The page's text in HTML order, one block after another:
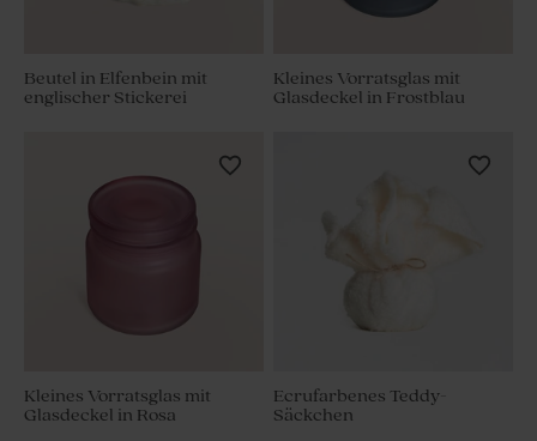
Beutel in Elfenbein mit
englischer Stickerei
Kleines Vorratsglas mit
Glasdeckel in Frostblau
Kleines Vorratsglas mit
Glasdeckel in Rosa
Ecrufarbenes Teddy-
Säckchen